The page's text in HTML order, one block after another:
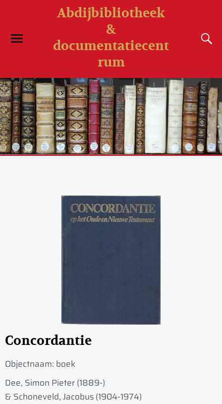
Abdijbibliotheek
&
documentatiecent
rum
Concordantie
Objectnaam: boek
Dee, Simon Pieter (1889-)
& Schoneveld, Jacobus (1904-1974)